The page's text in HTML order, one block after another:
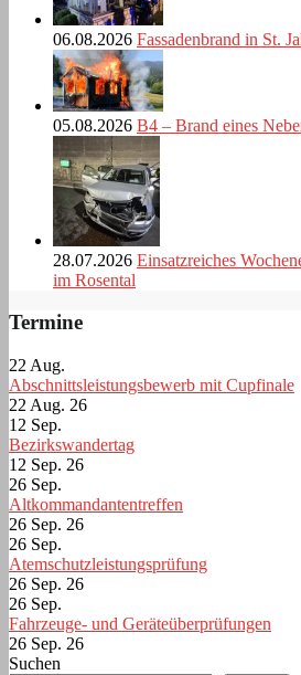
06.08.2026 Fassadenbrand in St.
05.08.2026 B4 – Brand eines
28.07.2026 Einsatzreiches
im Rosental
Termine
22 Aug.
Abschnittsleistungsbewerb mit Cupfinale
22 Aug. 26
12 Sep.
Bezirkswandertag
12 Sep. 26
26 Sep.
Altkommandantentreffen
26 Sep. 26
26 Sep.
Atemschutzleistungsprüfung
26 Sep. 26
26 Sep.
Fahrzeuge- und Geräteüberprüfungen
26 Sep. 26
Suchen